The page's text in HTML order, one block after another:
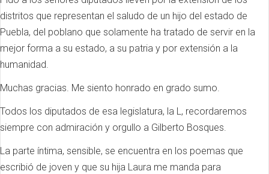
distritos que representan el saludo de un hijo del estado de
Puebla, del poblano que solamente ha tratado de servir en la
mejor forma a su estado, a su patria y por extensión a la
humanidad.
Muchas gracias. Me siento honrado en grado sumo.
Todos los diputados de esa legislatura, la L, recordaremos
siempre con admiración y orgullo a Gilberto Bosques.
La parte íntima, sensible, se encuentra en los poemas que
escribió de joven y que su hija Laura me manda para